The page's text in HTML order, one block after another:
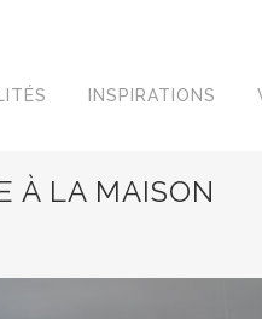
INSPIRATIONS
À LA MAISON